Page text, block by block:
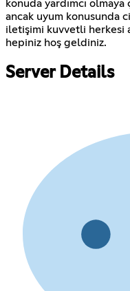
konuda yardımcı olmaya
ancak uyum konusunda
iletişimi kuvvetli herkesi
hepiniz hoş geldiniz.
Server Details